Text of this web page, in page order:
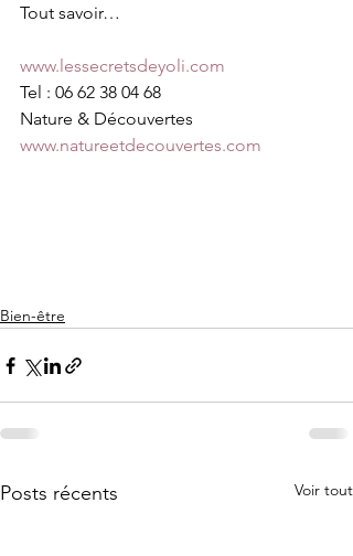
Tout savoir…
www.lessecretsdeyoli.com
Tel : 06 62 38 04 68
Nature & Découvertes
www.natureetdecouvertes.com
Bien-être
Posts récents Voir tout